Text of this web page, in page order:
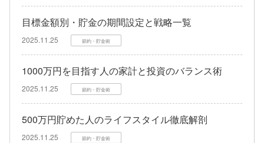
目標金額別・貯金の期間設定と戦略一覧
2025.11.25 節約・貯金術
1000万円を目指す人の家計と投資のバランス術
2025.11.25 節約・貯金術
500万円貯めた人のライフスタイル徹底解剖
2025.11.25 節約・貯金術